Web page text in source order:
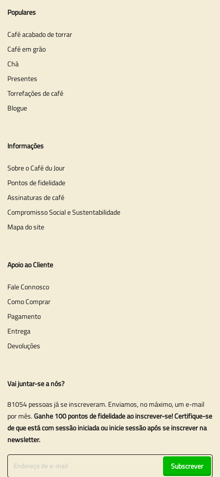
Populares
Café acabado de torrar
Café em grão
Chá
Presentes
Torrefações de café
Blogue
Informações
Sobre o Café du Jour
Pontos de fidelidade
Assinaturas de café
Compromisso Social e Sustentabilidade
Mapa do site
Apoio ao Cliente
Fale Connosco
Como Comprar
Pagamento
Entrega
Devoluções
Vai juntar-se a nós?
81054 pessoas já se inscreveram. Enviamos, no máximo, um e-mail
por mês.Ganhe 100 pontos de fidelidade ao inscrever-se! Certifique-se
de que está com sessão iniciada ou inicie sessão após se inscrever na
newsletter.
Subscrever